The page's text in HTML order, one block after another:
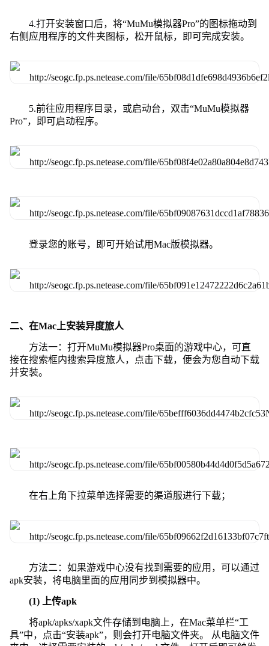
4.打开安装窗口后，将“MuMu模拟器Pro”的图标拖动到
右侧应用程序的文件夹图标，松开鼠标，即可完成安装。
5.前往应用程序目录，或启动台，双击“MuMu模拟器
Pro”，即可启动程序。
登录您的账号，即可开始试用Mac版模拟器。
二、在Mac上安装异度旅人
方法一：打开MuMu模拟器Pro桌面的游戏中心，可直
接在搜索框内搜索异度旅人，点击下载，便会为您自动下载
并安装。
在右上角下拉菜单选择需要的渠道服进行下载；
方法二：如果游戏中心没有找到需要的应用，可以通过
apk安装，将电脑里面的应用同步到模拟器中。
(1) 上传apk
将apk/apks/xapk文件存储到电脑上，在Mac菜单栏“工
具”中，点击“安装apk”，则会打开电脑文件夹。 从电脑文件